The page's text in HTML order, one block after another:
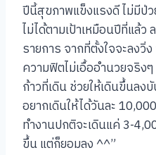
ปีนี้สุขภาพแข็งแรงดี ไม่มีป่
ไม่ได้ตามเป้าเหมือนปีที่แล้ว
รายการ จากที่ตั้งใจจะลงวิ่
ความฟิตไม่เอื้ออำนวยจริ
ก้าวที่เดิน ช่วยให้เดินขึ้นลง
อยากเดินให้ได้วันละ
ทำงานปกติจะเดินแค่ 3-
ขึ้น แต่ก็ยอมลง ^^”